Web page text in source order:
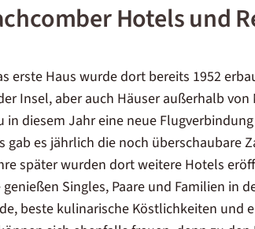
Hotels und
erste Haus wurde dort bereits 1952
Insel, aber auch Häuser außerhalb von
diesem Jahr eine neue
es jährlich die noch überschaubare
später wurden dort weitere Hotels
Singles, Paare und Familien in
beste kulinarische Köstlichkeiten und